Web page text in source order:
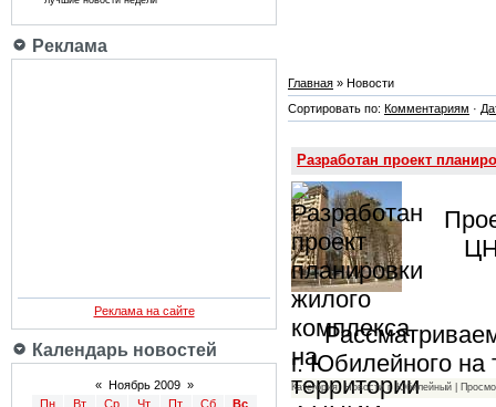
Реклама
Реклама на сайте
Календарь новостей
« Ноябрь 2009 »
Пн
Вт Ср Чт Пт Сб
Вс
Главная » Новости
Сортировать по: Комментариям ·
Разработан проект
г. Юбилейного
Категория: Новости г. Юбилейный |